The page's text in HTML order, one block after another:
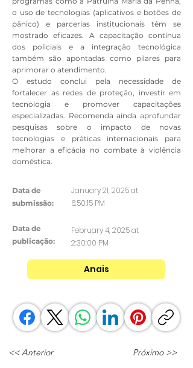
o uso de tecnologias (aplicativos e botões de
pânico) e parcerias institucionais têm se
mostrado eficazes. A capacitação contínua
dos policiais e a integração tecnológica
também são apontadas como pilares para
aprimorar o atendimento.
O estudo conclui pela necessidade de
fortalecer as redes de proteção, investir em
tecnologia e promover capacitações
especializadas. Recomenda ainda aprofundar
pesquisas sobre o impacto de novas
tecnologias e práticas internacionais para
melhorar a eficácia no combate à violência
doméstica.
Data de
submissão:
January 21, 2025 at
6:50:15 PM
Data de
publicação:
February 4, 2025 at
2:30:00 PM
Anais
<< Anterior Próximo >>